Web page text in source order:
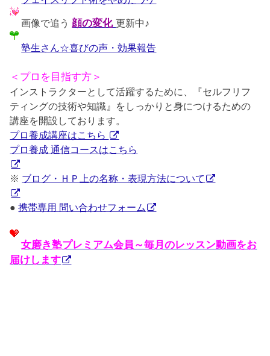
画像で追う 顔の変化更新中♪
塾生さん☆喜びの声・効果報告
＜プロを目指す方＞
インストラクターとして活躍するために、『セルフリフ
ティングの技術や知識』をしっかりと身につけるための
講座を開設しております。
プロ養成講座はこちら
プロ養成 通信コースはこちら
※ ブログ・ＨＰ上の名称・表現方法について
●携帯専用 問い合わせフォーム
女磨き塾プレミアム会員～毎月のレッスン動画をお
届けします